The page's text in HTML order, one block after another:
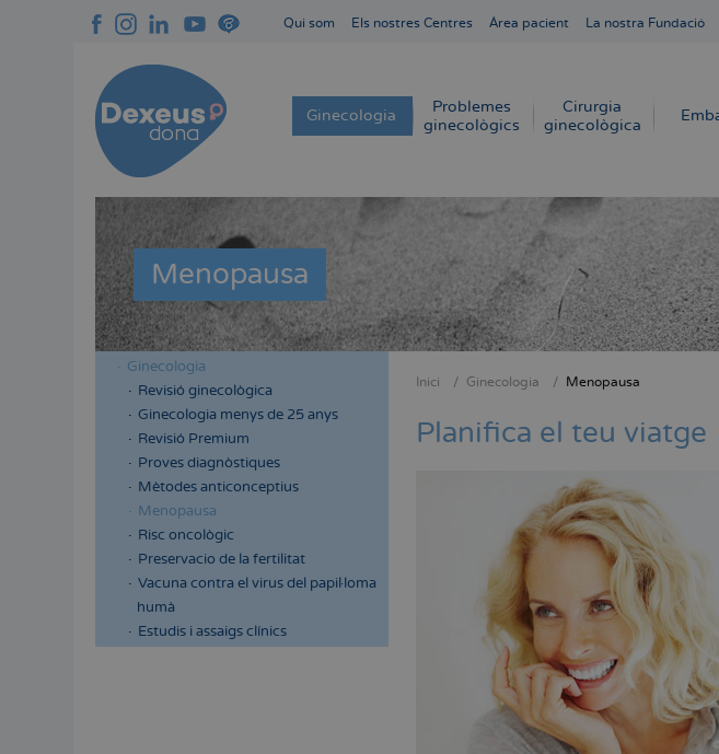
cabecera
Qui som Els nostres Centres Área pacient La nostra Fundació
Navegación
principal
Ginecologia
Problemes
ginecològics
Cirurgia
ginecològica
Menopausa
Menú
lateral
cabecera
Menú
lateral
principal
Ginecologia
Revisió ginecològica
Ginecologia menys de 25 anys
Revisió Premium
Proves diagnòstiques
Mètodes anticonceptius
Menopausa
Risc oncològic
Preservacio de la fertilitat
Vacuna contra el virus del papil·loma
humà
Estudis i assaigs clínics
d'Ariadna
Inici Ginecologia Menopausa
Planifica el teu viatge